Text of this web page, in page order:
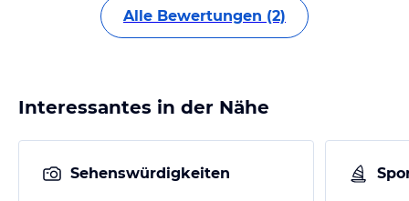
Alle Bewertungen (2)
Interessantes in der Nähe
Sehenswürdigkeiten